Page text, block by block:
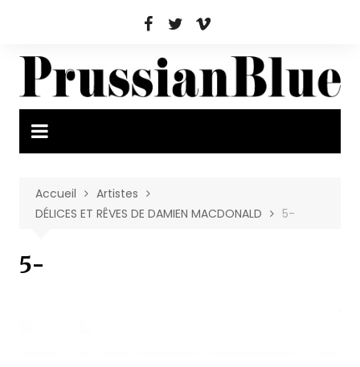
Accueil
Artistes
DÉLICES ET RÊVES DE DAMIEN MACDONALD
5-
5-